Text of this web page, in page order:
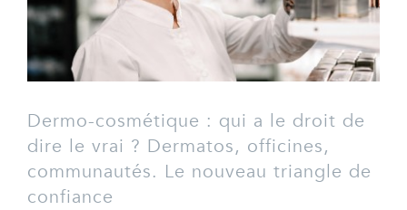
Dermo-cosmétique : qui a le droit de
dire le vrai ? Dermatos, officines,
communautés. Le nouveau triangle de
confiance